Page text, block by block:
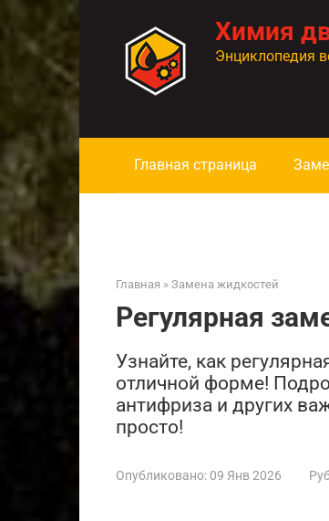
контенту
Химия
Энциклопедия
Главная страница
Главная » Замена жидкостей
Регулярная
Узнайте, как
отличной форме!
антифриза и других
просто!
Опубликовано: 09 Янв 2026